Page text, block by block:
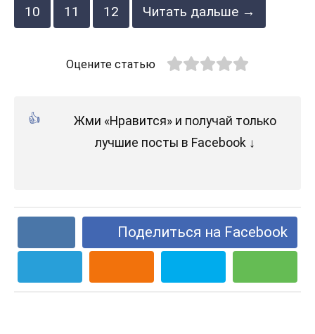
10
11 12 Читать дальше →
Оцените статью
Жми «Нравится» и получай только
лучшие посты в Facebook ↓
Поделиться на Facebook